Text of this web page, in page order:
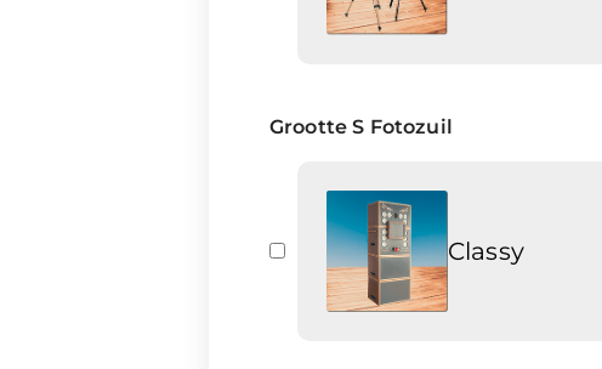
Grootte S Fotozuil
Classy